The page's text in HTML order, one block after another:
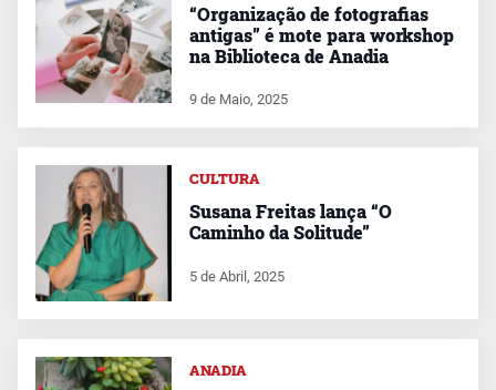
“Organização de fotografias
antigas” é mote para workshop
na Biblioteca de Anadia
9 de Maio, 2025
CULTURA
Susana Freitas lança “O
Caminho da Solitude”
5 de Abril, 2025
ANADIA